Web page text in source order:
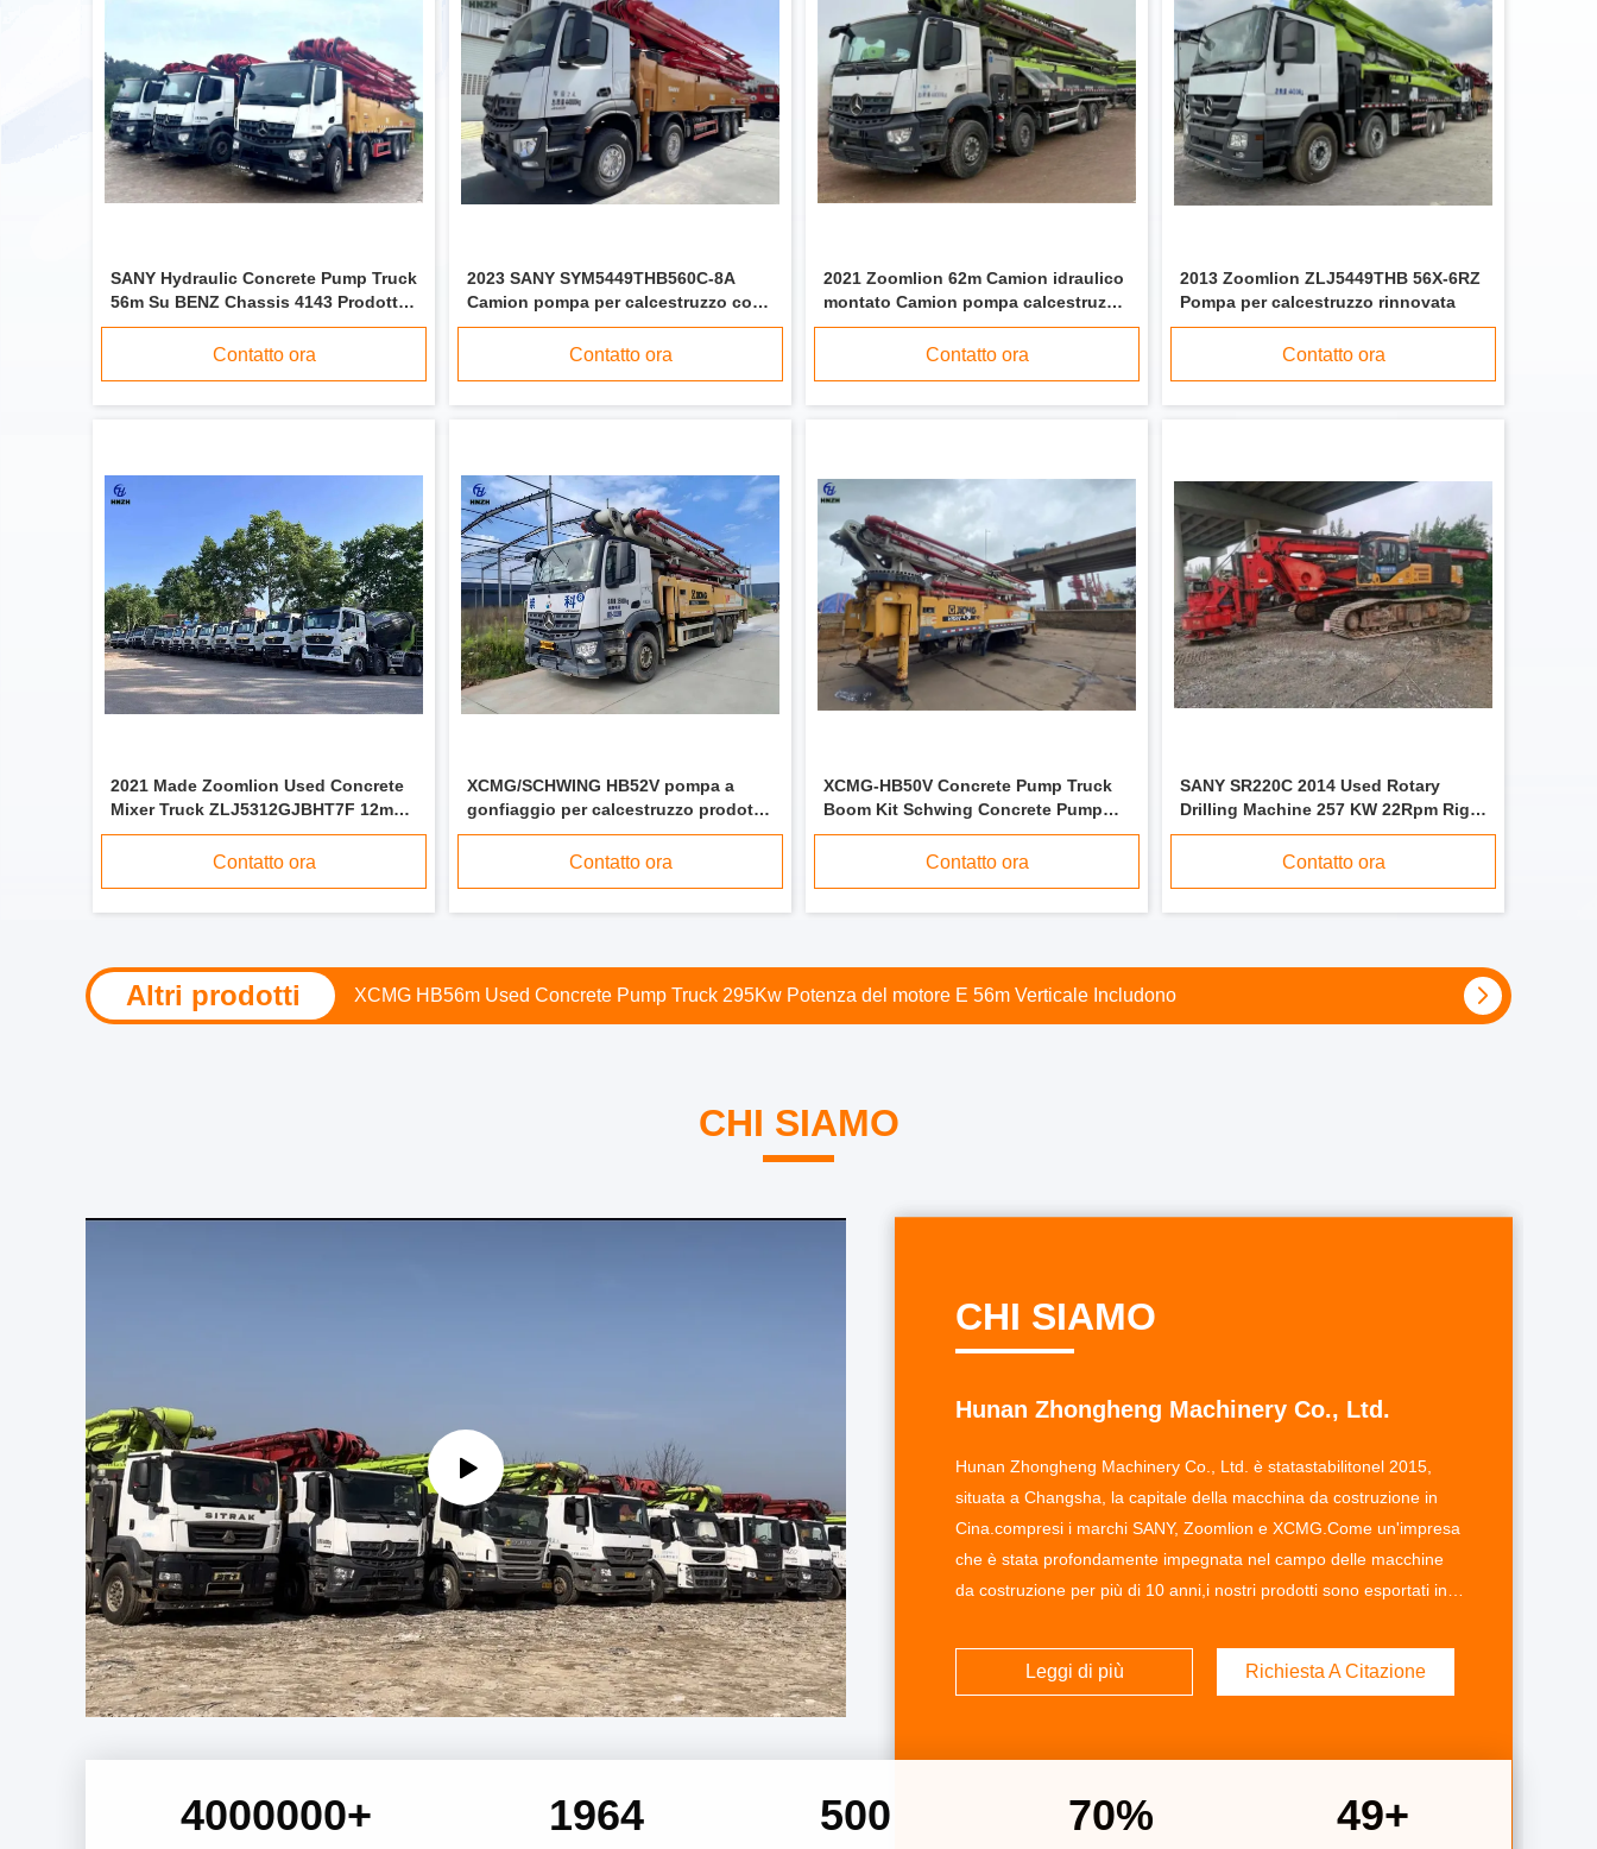
SANY Hydraulic Concrete Pump Truck
56m Su BENZ Chassis 4143 Prodotto
nel 2020
Contatto ora
2023 SANY SYM5449THB560C-8A
Camion pompa per calcestruzzo con
telaio Benz
Contatto ora
2021 Zoomlion 62m Camion idraulico
montato Camion pompa calcestruzzo
in vendita
Contatto ora
2013 Zoomlion ZLJ5449THB 56X-6RZ
Pompa per calcestruzzo rinnovata
Contatto ora
2021 Made Zoomlion Used Concrete
Mixer Truck ZLJ5312GJBHT7F 12m3
Eur IV
Contatto ora
XCMG/SCHWING HB52V pompa a
gonfiaggio per calcestruzzo prodotta
nel 2020
Contatto ora
XCMG-HB50V Concrete Pump Truck
Boom Kit Schwing Concrete Pump
Boom Upper
Contatto ora
SANY SR220C 2014 Used Rotary
Drilling Machine 257 KW 22Rpm Rig
di perforazione
Contatto ora
Altri prodotti Zoomlion 38X-5RZ camion pompa calcestruzzo prodotto nel 2020 anno due assi
CHI SIAMO
CHI SIAMO
Hunan Zhongheng Machinery Co., Ltd.
Hunan Zhongheng Machinery Co., Ltd. è statastabilitonel 2015,
situata a Changsha, la capitale della macchina da costruzione in
Cina.compresi i marchi SANY, Zoomlion e XCMG.Come un'impresa
che è stata profondamente impegnata nel campo delle macchine
da costruzione per più di 10 anni,i nostri prodotti sono esportati in
sudorientaleAbbiamo un team che è ricco di esperienza e
altamente qualificato nella loro competenza tecnica, controllo
Leggi di più Richiesta A Citazione
4000000+ 2015 500 70% 50+